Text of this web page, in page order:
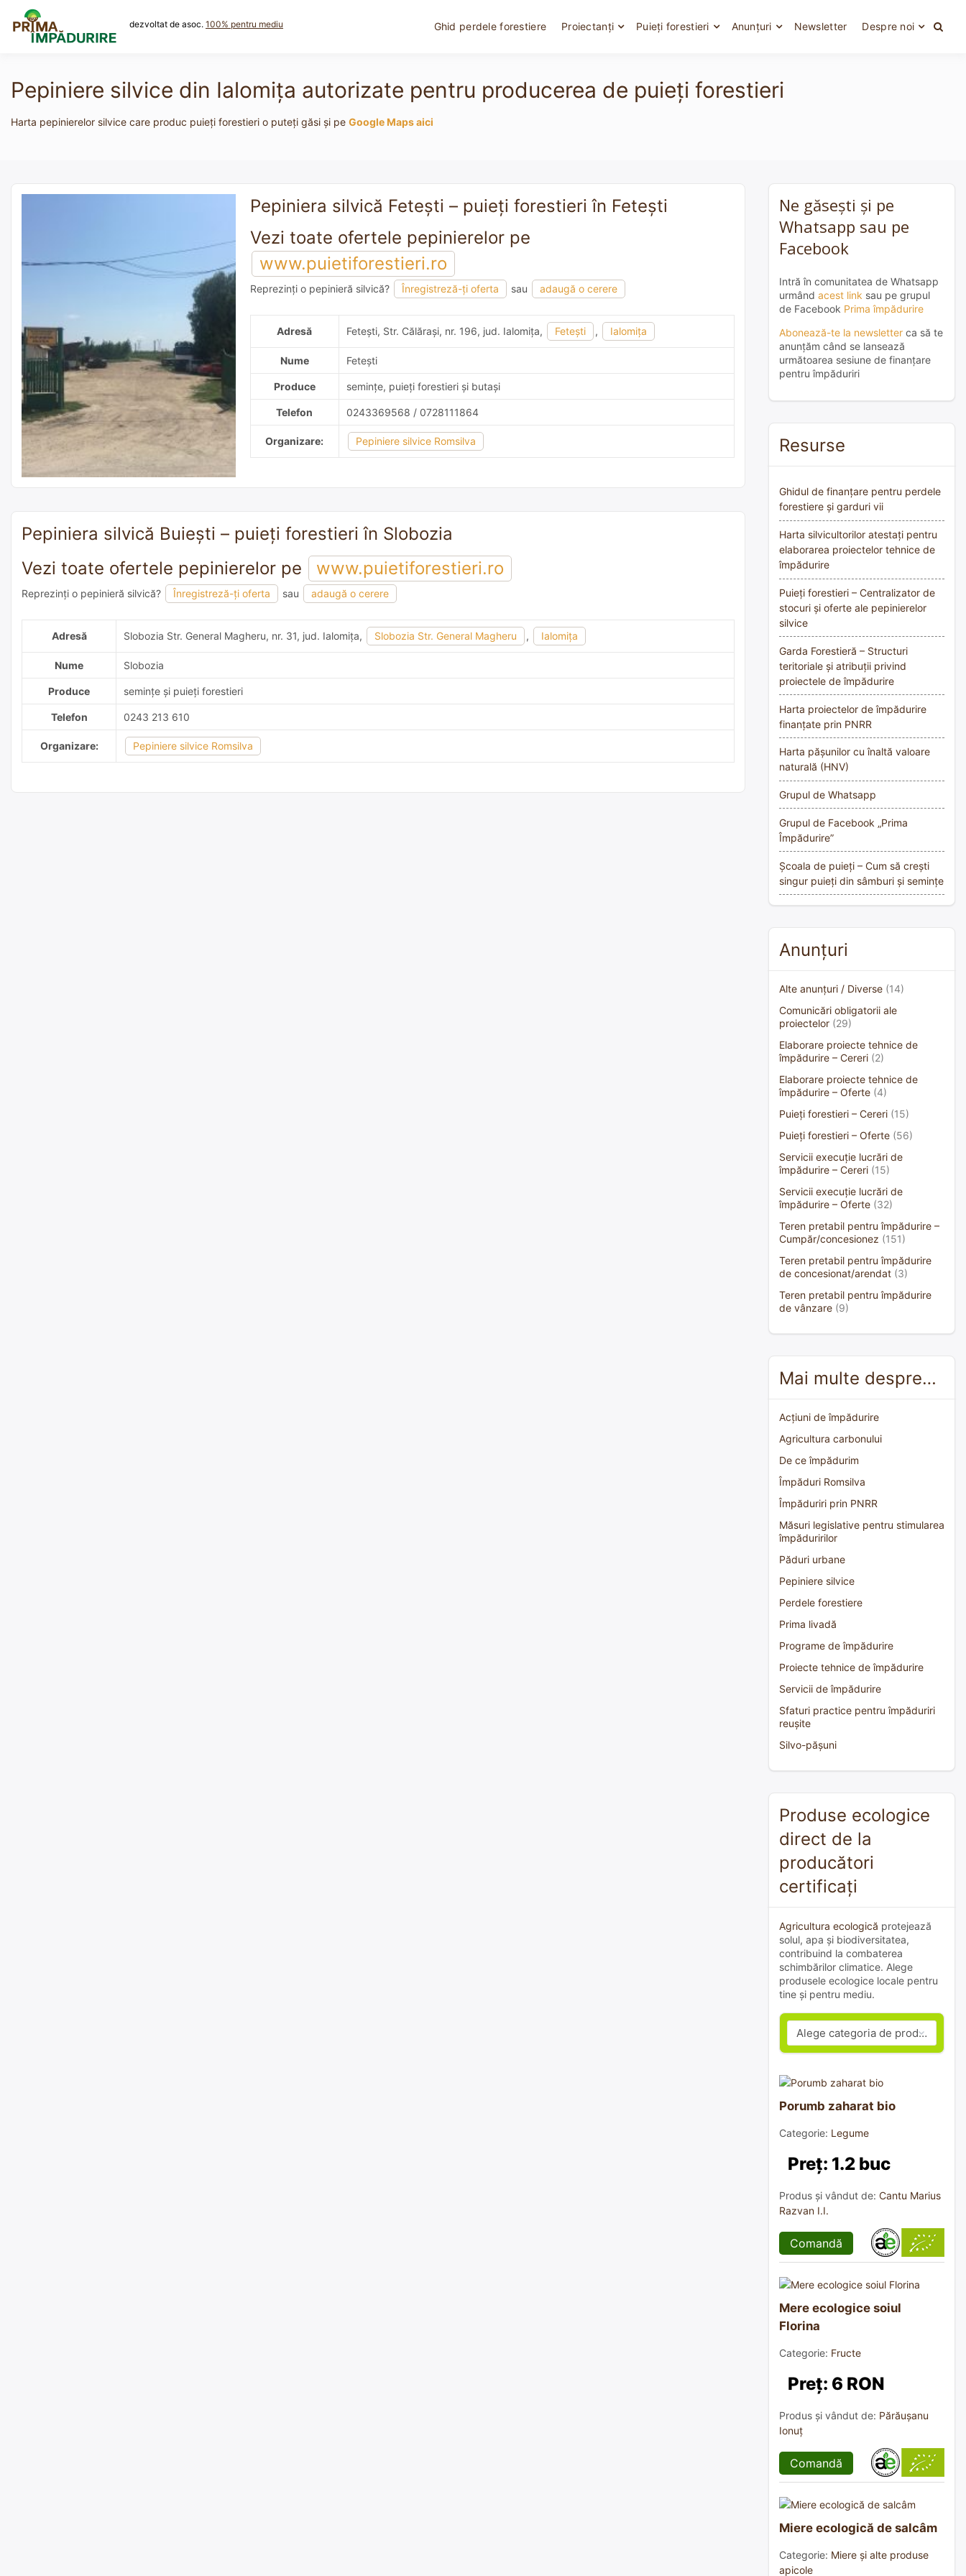
content
dezvoltat de asoc. 100% pentru mediu Ghid perdele forestiere Proiectanți Puieți forestieri Anunțuri Newsletter Despre noi
Pepiniere silvice din Ialomiţa autorizate pentru producerea de puieți forestieri
Harta pepinierelor silvice care produc puieți forestieri o puteți găsi și pe Google Maps aici
Pepiniera silvică Feteşti – puieți forestieri în Feteşti
Vezi toate ofertele pepinierelor pe
www.puietiforestieri.ro
Reprezinți o pepinieră silvică? Înregistreză-ți oferta sau
adaugă o cerere
Adresă
Feteşti, Str. Călăraşi, nr. 196, jud. Ialomiţa, Feteşti , Ialomiţa
Nume Feteşti
Produce semințe, puieți forestieri și butași
Telefon 0243369568 / 0728111864
Organizare: Pepiniere silvice Romsilva
Pepiniera silvică Buiești – puieți forestieri în Slobozia
Vezi toate ofertele pepinierelor pe
www.puietiforestieri.ro
Reprezinți o pepinieră silvică? Înregistreză-ți oferta sau
adaugă o cerere
Adresă
Slobozia Str. General Magheru, nr. 31, jud. Ialomiţa, Slobozia Str. General Magheru , Ialomiţa
Nume Slobozia
Produce semințe și puieți forestieri
Telefon 0243 213 610
Organizare: Pepiniere silvice Romsilva
Ne găsești și pe
Whatsapp sau pe
Facebook
Intră în comunitatea de Whatsapp
urmând acest link sau pe grupul
de Facebook Prima împădurire
Abonează-te la newsletter ca să te
anunțăm când se lansează
următoarea sesiune de finanțare
pentru împăduriri
Resurse
Ghidul de finanțare pentru perdele
forestiere și garduri vii
Harta silvicultorilor atestați pentru
elaborarea proiectelor tehnice de
împădurire
Puieți forestieri – Centralizator de
stocuri și oferte ale pepinierelor
silvice
Garda Forestieră – Structuri
teritoriale și atribuții privind
proiectele de împădurire
Harta proiectelor de împădurire
finanțate prin PNRR
Harta pășunilor cu înaltă valoare
naturală (HNV)
Grupul de Whatsapp
Grupul de Facebook „Prima
Împădurire”
Școala de puieți – Cum să crești
singur puieți din sâmburi și semințe
Anunțuri
Alte anunțuri / Diverse (14)
Comunicări obligatorii ale
proiectelor (29)
Elaborare proiecte tehnice de
împădurire – Cereri (2)
Elaborare proiecte tehnice de
împădurire – Oferte (4)
Puieți forestieri – Cereri (15)
Puieți forestieri – Oferte (56)
Servicii execuție lucrări de
împădurire – Cereri (15)
Servicii execuție lucrări de
împădurire – Oferte (32)
Teren pretabil pentru împădurire –
Cumpăr/concesionez (151)
Teren pretabil pentru împădurire
de concesionat/arendat (3)
Teren pretabil pentru împădurire
de vânzare (9)
Mai multe despre…
Acțiuni de împădurire
Agricultura carbonului
De ce împădurim
Împăduri Romsilva
Împăduriri prin PNRR
Măsuri legislative pentru stimularea
împăduririlor
Păduri urbane
Pepiniere silvice
Perdele forestiere
Prima livadă
Programe de împădurire
Proiecte tehnice de împădurire
Servicii de împădurire
Sfaturi practice pentru împăduriri
reușite
Silvo-pășuni
Produse ecologice
direct de la
producători
certificați
Agricultura ecologică protejează
solul, apa și biodiversitatea,
contribuind la combaterea
schimbărilor climatice. Alege
produsele ecologice locale pentru
tine și pentru mediu.
Porumb zaharat bio
Categorie: Legume
Preț: 1.2 buc
Produs și vândut de: Cantu Marius
Razvan I.I.
Comandă
Mere ecologice soiul
Florina
Categorie: Fructe
Preț: 6 RON
Produs și vândut de: Părăușanu
Ionuț
Comandă
Miere ecologică de salcâm
Categorie: Miere și alte produse
apicole